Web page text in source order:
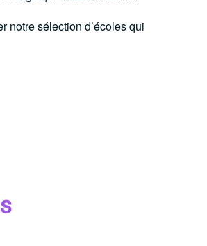
notre sélection d’écoles qui